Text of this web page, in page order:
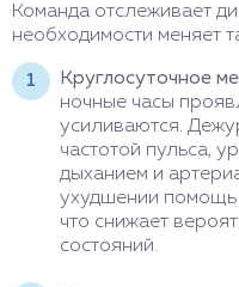
Команда отслеживает
необходимости меняет
Круглосуточное
ночные часы
усиливаются.
частотой пульса,
дыханием и
ухудшении помощь
что снижает
состояний.